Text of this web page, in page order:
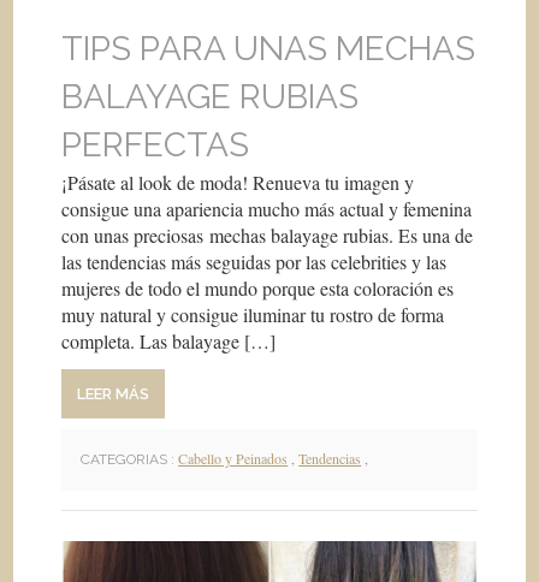
TIPS PARA UNAS MECHAS
BALAYAGE RUBIAS
PERFECTAS
¡Pásate al look de moda! Renueva tu imagen y
consigue una apariencia mucho más actual y femenina
con unas preciosas mechas balayage rubias. Es una de
las tendencias más seguidas por las celebrities y las
mujeres de todo el mundo porque esta coloración es
muy natural y consigue iluminar tu rostro de forma
completa. Las balayage […]
LEER MÁS
CATEGORIAS : Cabello y Peinados ,Tendencias